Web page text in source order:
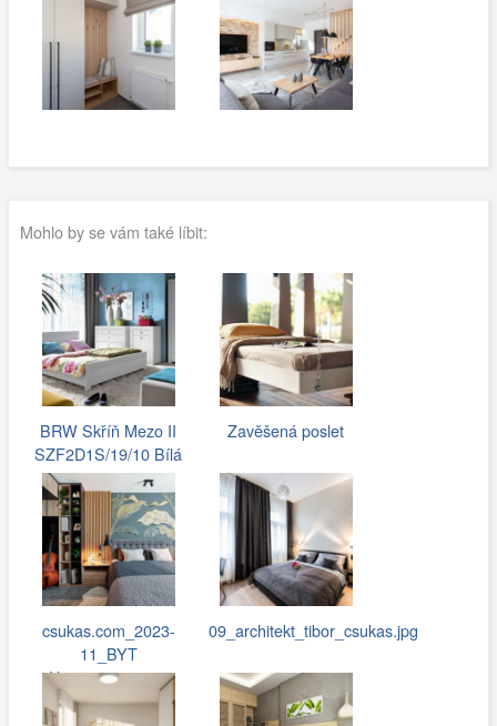
Mohlo by se vám také líbit:
BRW Skříň Mezo II
SZF2D1S/19/10 Bílá
Zavěšená poslet
csukas.com_2023-
11_BYT
Hostivar_048.jpg
09_architekt_tibor_csukas.jpg